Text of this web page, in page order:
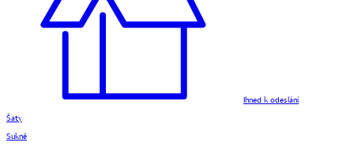
Ihned k odeslání
Šaty
Sukně